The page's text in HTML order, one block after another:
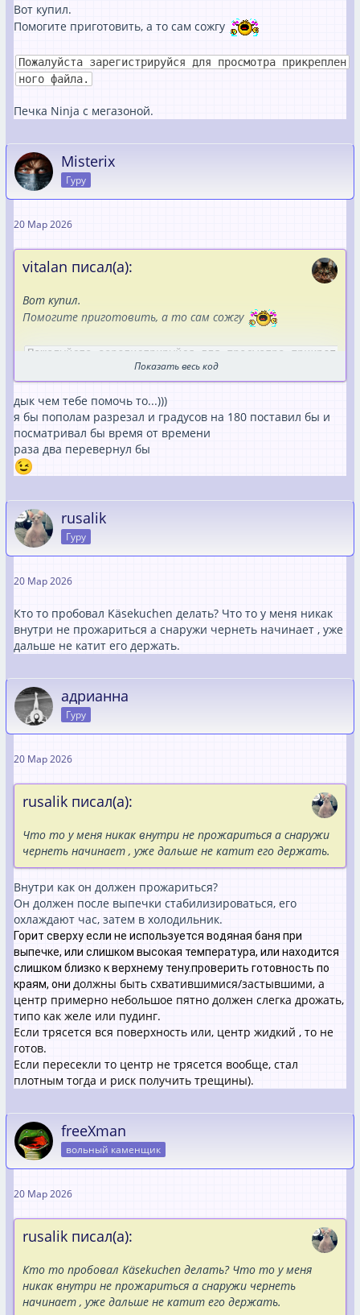
Вот купил.
Помогите приготовить, а то сам сожгу
Пожалуйста зарегистрируйся для просмотра прикреплен
ного файла.
Печка Ninja с мегазоной.
Misterix
Гуру
20 Мар 2026
vitalan писал(а):
Вот купил.
Помогите приготовить, а то сам сожгу
Пожалуйста зарегистрируйся для просмотра прикреп
Печка Ninja с мегазоной.
Показать весь код
дык чем тебе помочь то...)))
я бы пополам разрезал и градусов на 180 поставил бы и
посматривал бы время от времени
раза два перевернул бы
rusalik
Гуру
20 Мар 2026
Кто то пробовал Käsekuchen делать? Что то у меня никак
внутри не прожариться а снаружи чернеть начинает , уже
дальше не катит его держать.
адрианна
Гуру
20 Мар 2026
rusalik писал(а):
Что то у меня никак внутри не прожариться а снаружи
чернеть начинает , уже дальше не катит его держать.
Внутри как он должен прожариться?
Он должен после выпечки стабилизироваться, его
охлаждают час, затем в холодильник.
Горит сверху если не используется водяная баня при
выпечке, или слишком высокая температура, или находится
слишком близко к верхнему тену.проверить готовность по
краям, они должны быть схватившимися/застывшими, а
центр примерно небольшое пятно должен слегка дрожать,
типо как желе или пудинг.
Если трясется вся поверхность или, центр жидкий , то не
готов.
Если пересекли то центр не трясется вообще, стал
плотным тогда и риск получить трещины).
freeXman
вольный каменщик
20 Мар 2026
rusalik писал(а):
Кто то пробовал Käsekuchen делать? Что то у меня
никак внутри не прожариться а снаружи чернеть
начинает , уже дальше не катит его держать.